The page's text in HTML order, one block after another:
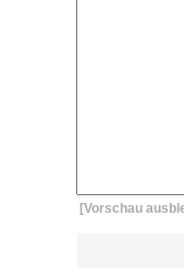
[Vorschau